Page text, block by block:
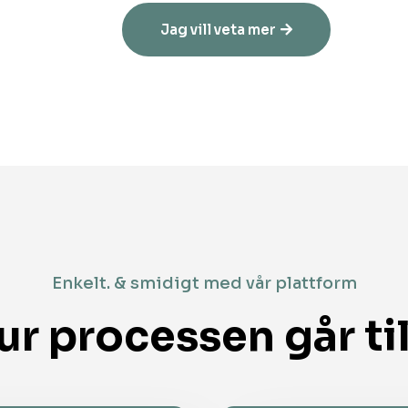
Jag vill veta mer
Enkelt. & smidigt med vår plattform
processen går